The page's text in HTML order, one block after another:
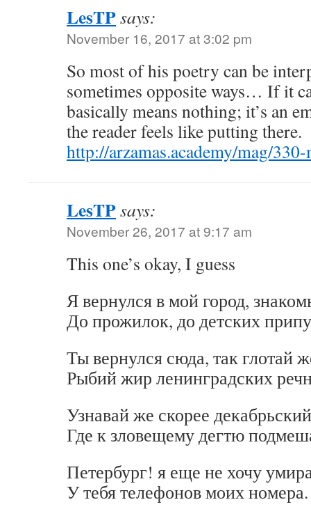
LesTPsays:
November 16, 2017 at 3:02 pm
So most of his poetry can be
sometimes opposite ways… If it
basically means nothing; it’s an
the reader feels like putting there.
http://arzamas.academy/mag/
LesTPsays:
November 26, 2017 at 9:17 am
This one’s okay, I guess
Я вернулся в мой город,
До прожилок, до детских
Ты вернулся сюда, так глотай
Рыбий жир ленинградских
Узнавай же скорее
Где к зловещему дегтю
Петербург! я еще не хочу
У тебя телефонов моих номера.